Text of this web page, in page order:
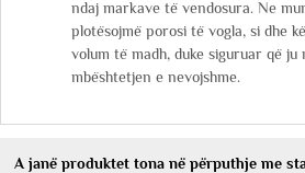
ndaj markave të vendosura. Ne
plotësojmë porosi të vogla, si dhe
volum të madh, duke siguruar që ju
mbështetjen e nevojshme.
A janë produktet tona në përputhje me